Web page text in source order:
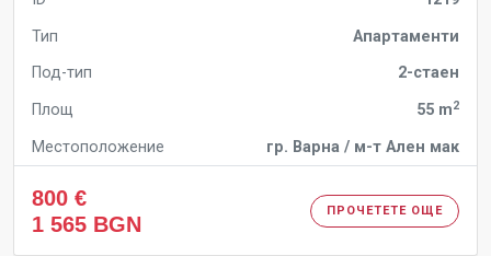
Тип
Апартаменти
Под-тип
2-стаен
Площ
55 m2
Местоположение гр. Варна / м-т Ален мак
800 €
1 565 BGN
ПРОЧЕТЕТЕ ОЩЕ